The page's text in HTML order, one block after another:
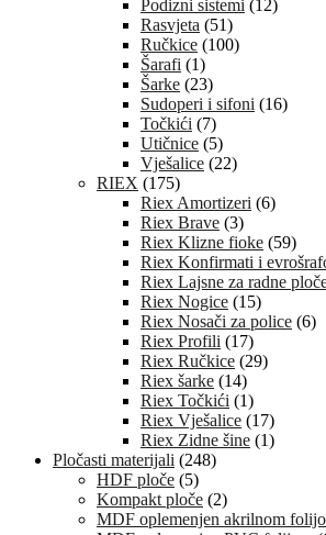
Podizni sistemi (12)
Rasvjeta (51)
Ručkice (100)
Šarafi (1)
Šarke (23)
Sudoperi i sifoni (16)
Točkići (7)
Utičnice (5)
Vješalice (22)
RIEX (175)
Riex Amortizeri (6)
Riex Brave (3)
Riex Klizne fioke (59)
Riex Konfirmati i
Riex Lajsne za radne
Riex Nogice (15)
Riex Nosači za police (6)
Riex Profili (17)
Riex Ručkice (29)
Riex šarke (14)
Riex Točkići (1)
Riex Vješalice (17)
Riex Zidne šine (1)
Pločasti materijali (248)
HDF ploče (5)
Kompakt ploče (2)
MDF oplemenjen akrilnom